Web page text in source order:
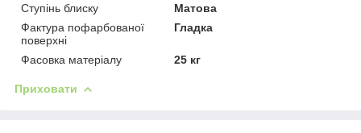
Ступінь блиску
Матова
Фактура пофарбованої
поверхні
Гладка
Фасовка матеріалу 25 кг
Приховати